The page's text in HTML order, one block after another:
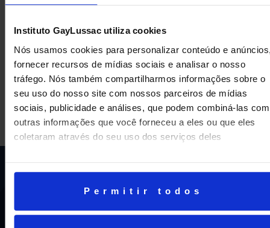
Instituto GayLussac utiliza cookies
Nós usamos cookies para personalizar conteúdo e
fornecer recursos de mídias sociais e analisar o nosso
tráfego. Nós também compartilharmos informações sobre o
seu uso do nosso site com nossos parceiros de mídias
sociais, publicidade e análises, que podem combiná-las com
outras informações que você forneceu a eles ou que eles
coletaram através do seu uso dos serviços deles
Permitir todos